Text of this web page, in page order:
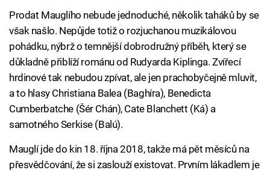
Prodat Mauglího nebude jednoduché, několik taháků by se
však našlo. Nepůjde totiž o rozjuchanou muzikálovou
pohádku, nýbrž o temnější dobrodružný příběh, který se
důkladně přiblíží románu od Rudyarda Kiplinga. Zvířecí
hrdinové tak nebudou zpívat, ale jen prachobyčejně mluvit,
a to hlasy Christiana Balea (Baghíra), Benedicta
Cumberbatche (Šér Chán), Cate Blanchett (Ká) a
samotného Serkise (Balú).
Mauglí jde do kin 18. října 2018, takže má pět měsíců na
přesvědčování, že si zaslouží existovat. Prvním lákadlem je